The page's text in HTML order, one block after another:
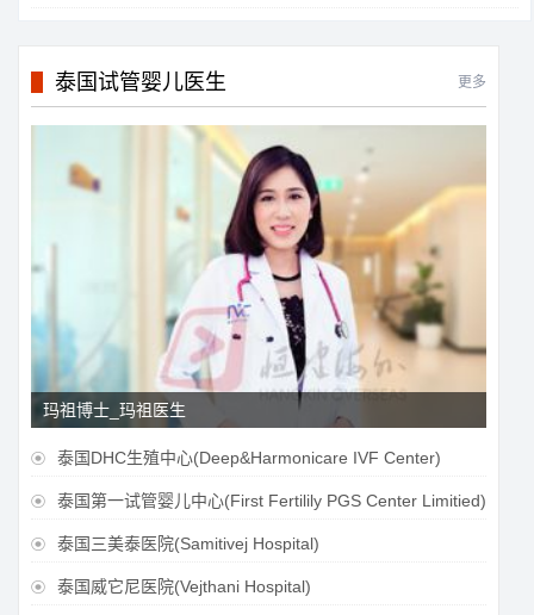
泰国试管婴儿医生 更多
玛祖博士_玛祖医生
 泰国DHC生殖中心(Deep&Harmonicare IVF Center)
 泰国第一试管婴儿中心(First Fertilily PGS Center Limitied)
 泰国三美泰医院(Samitivej Hospital)
 泰国威它尼医院(Vejthani Hospital)